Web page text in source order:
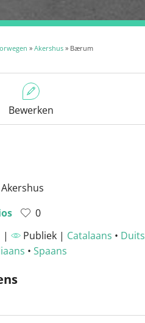
» Akershus » Bærum
Bewerken
0
| Publiek | Catalaans • Duits
• Spaans